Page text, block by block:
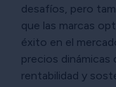
desafíos, pero
que las marcas
éxito en el
precios dinámicas
rentabilidad y